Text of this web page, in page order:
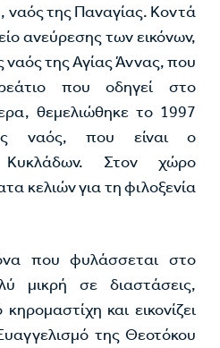
ναός της Παναγίας. Κοντά
ανεύρεσης των εικόνων,
ναός της Αγίας Άννας, που
που οδηγεί στο
θεμελιώθηκε το 1997
ναός, που είναι ο
Στον χώρο
κελιών για τη φιλοξενία
που φυλάσσεται στο
μικρή σε διαστάσεις,
και εικονίζει
της Θεοτόκου